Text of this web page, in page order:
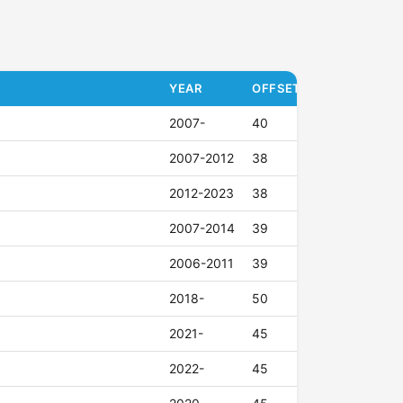
YEAR OFFSET (ET)
2007- 40
2007-2012 38
2012-2023 38
2007-2014 39
2006-2011 39
2018- 50
2021- 45
2022- 45